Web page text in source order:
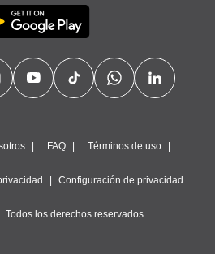
FAQ Términos de uso
Configuración de privacidad
Todos los derechos reservados